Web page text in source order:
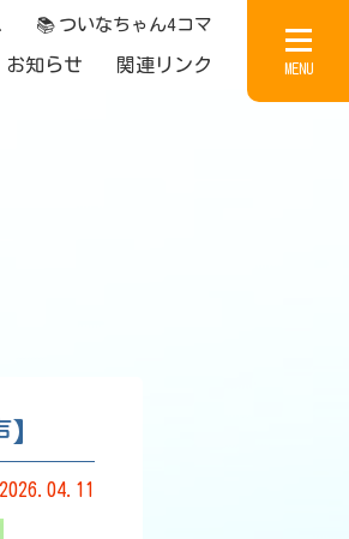
📚 ついなちゃん4コマ
お知らせ 関連リンク MENU
2026.04.11